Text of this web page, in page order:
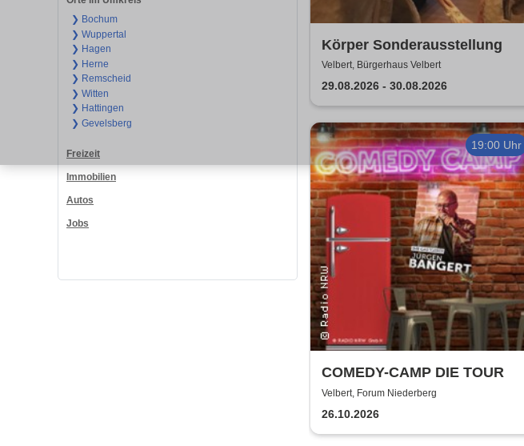
❯ Bochum
❯ Wuppertal
❯ Hagen
❯ Herne
❯ Remscheid
❯ Witten
❯ Hattingen
❯ Gevelsberg
Freizeit
Immobilien
Autos
Jobs
Körper Sonderausstellung
Velbert, Bürgerhaus Velbert
29.08.2026 - 30.08.2026
19:00 Uhr
COMEDY-CAMP DIE TOUR
Velbert, Forum Niederberg
26.10.2026